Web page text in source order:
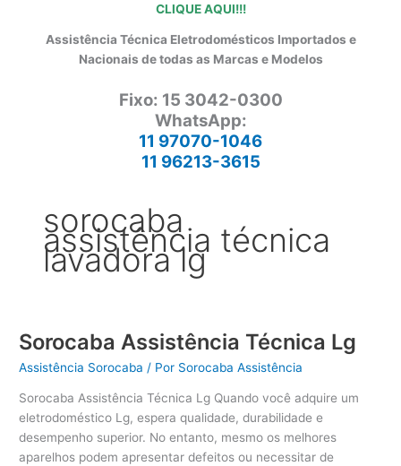
CLIQUE AQUI!!!
Assistência Técnica Eletrodomésticos Importados e
Nacionais de todas as Marcas e Modelos
Fixo: 15 3042-0300
WhatsApp:
11 97070-1046
11 96213-3615
sorocaba
assistência técnica
lavadora lg
Sorocaba Assistência Técnica Lg
Assistência Sorocaba / Por Sorocaba Assistência
Sorocaba Assistência Técnica Lg Quando você adquire um
eletrodoméstico Lg, espera qualidade, durabilidade e
desempenho superior. No entanto, mesmo os melhores
aparelhos podem apresentar defeitos ou necessitar de